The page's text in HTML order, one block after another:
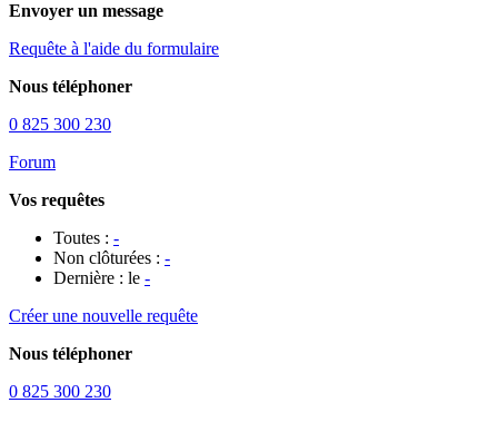
Envoyer un message
Requête à l'aide du formulaire
Nous téléphoner
0 825 300 230
Forum
Vos requêtes
Toutes : -
Non clôturées : -
Dernière : le -
Créer une nouvelle requête
Nous téléphoner
0 825 300 230